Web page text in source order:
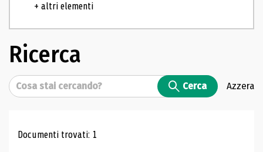
+ altri elementi
Ricerca
Cerca Cerca Azzera
Risultati di ricerca
Documenti trovati: 1